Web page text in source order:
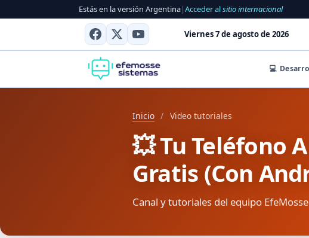
Estás en la versión Argentina|Acceder alsitio internacional
Viernes 7 de agosto de 2026
💻
Inicio / Video tutoriales
💥 Tu Teléfono
Gratis (Con
Canal y tutoriales del equipo